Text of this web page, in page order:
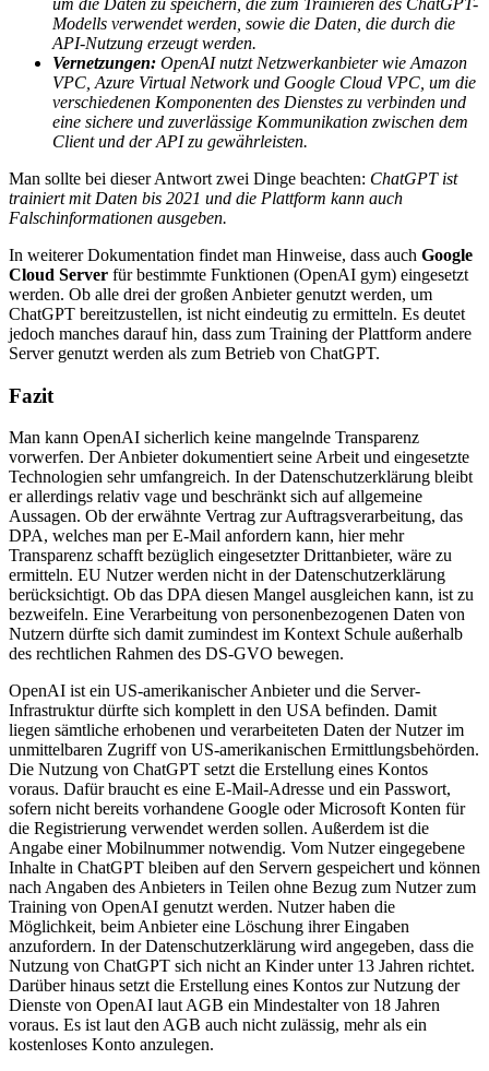
Modells verwendet werden, sowie die Daten, die durch die
API-Nutzung erzeugt werden.
Vernetzungen: OpenAI nutzt Netzwerkanbieter wie Amazon
VPC, Azure Virtual Network und Google Cloud VPC, um die
verschiedenen Komponenten des Dienstes zu verbinden und
eine sichere und zuverlässige Kommunikation zwischen dem
Client und der API zu gewährleisten.
Man sollte bei dieser Antwort zwei Dinge beachten: ChatGPT ist
trainiert mit Daten bis 2021 und die Plattform kann auch
Falschinformationen ausgeben.
In weiterer Dokumentation findet man Hinweise, dass auch Google
Cloud Server für bestimmte Funktionen (OpenAI gym) eingesetzt
werden. Ob alle drei der großen Anbieter genutzt werden, um
ChatGPT bereitzustellen, ist nicht eindeutig zu ermitteln. Es deutet
jedoch manches darauf hin, dass zum Training der Plattform andere
Server genutzt werden als zum Betrieb von ChatGPT.
Fazit
Man kann OpenAI sicherlich keine mangelnde Transparenz
vorwerfen. Der Anbieter dokumentiert seine Arbeit und eingesetzte
Technologien sehr umfangreich. In der Datenschutzerklärung bleibt
er allerdings relativ vage und beschränkt sich auf allgemeine
Aussagen. Ob der erwähnte Vertrag zur Auftragsverarbeitung, das
DPA, welches man per E-Mail anfordern kann, hier mehr
Transparenz schafft bezüglich eingesetzter Drittanbieter, wäre zu
ermitteln. EU Nutzer werden nicht in der Datenschutzerklärung
berücksichtigt. Ob das DPA diesen Mangel ausgleichen kann, ist zu
bezweifeln. Eine Verarbeitung von personenbezogenen Daten von
Nutzern dürfte sich damit zumindest im Kontext Schule außerhalb
des rechtlichen Rahmen des DS-GVO bewegen.
OpenAI ist ein US-amerikanischer Anbieter und die Server-
Infrastruktur dürfte sich komplett in den USA befinden. Damit
liegen sämtliche erhobenen und verarbeiteten Daten der Nutzer im
unmittelbaren Zugriff von US-amerikanischen Ermittlungsbehörden.
Die Nutzung von ChatGPT setzt die Erstellung eines Kontos
voraus. Dafür braucht es eine E-Mail-Adresse und ein Passwort,
sofern nicht bereits vorhandene Google oder Microsoft Konten für
die Registrierung verwendet werden sollen. Außerdem ist die
Angabe einer Mobilnummer notwendig. Vom Nutzer eingegebene
Inhalte in ChatGPT bleiben auf den Servern gespeichert und können
nach Angaben des Anbieters in Teilen ohne Bezug zum Nutzer zum
Training von OpenAI genutzt werden. Nutzer haben die
Möglichkeit, beim Anbieter eine Löschung ihrer Eingaben
anzufordern. In der Datenschutzerklärung wird angegeben, dass die
Nutzung von ChatGPT sich nicht an Kinder unter 13 Jahren richtet.
Darüber hinaus setzt die Erstellung eines Kontos zur Nutzung der
Dienste von OpenAI laut AGB ein Mindestalter von 18 Jahren
voraus. Es ist laut den AGB auch nicht zulässig, mehr als ein
kostenloses Konto anzulegen.